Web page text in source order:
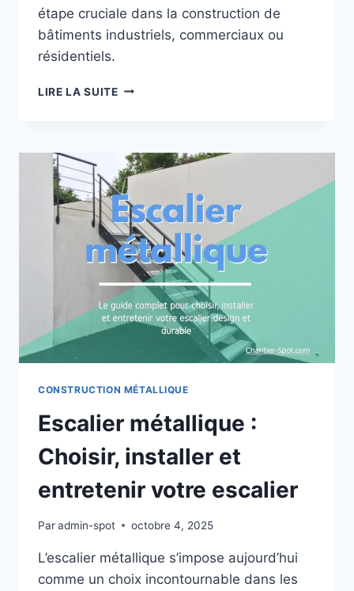
étape cruciale dans la construction de
bâtiments industriels, commerciaux ou
résidentiels.
LIRE LA SUITEL’ASSEMBLAGE
GUIDE
COMPLET
2026
CONSTRUCTION MÉTALLIQUE
Escalier métallique :
Choisir, installer et
entretenir votre escalier
Paradmin-spot octobre 4, 2025
L’escalier métallique s’impose aujourd’hui
comme un choix incontournable dans les